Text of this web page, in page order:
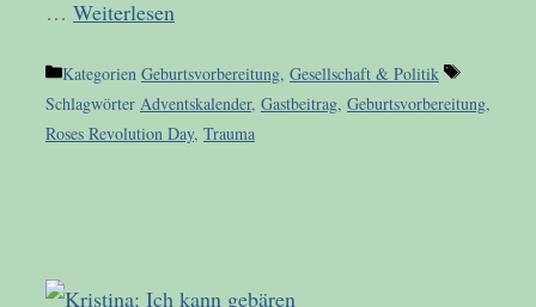
… Weiterlesen
Kategorien Geburtsvorbereitung, Gesellschaft & Politik
Schlagwörter Adventskalender, Gastbeitrag, Geburtsvorbereitung,
Roses Revolution Day, Trauma